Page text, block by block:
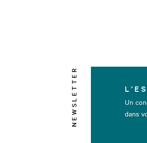
NEWSLETTER
Un
dans